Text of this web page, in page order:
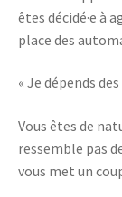
êtes décidé·e à
place des
« Je dépends
Vous êtes de
ressemble pas
vous met un